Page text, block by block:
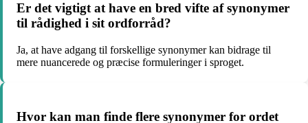
Er det vigtigt at have en bred vifte af synonymer
til rådighed i sit ordforråd?
Ja, at have adgang til forskellige synonymer kan bidrage til
mere nuancerede og præcise formuleringer i sproget.
Hvor kan man finde flere synonymer for ordet